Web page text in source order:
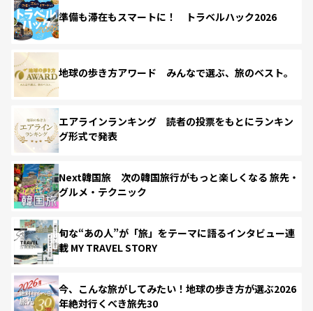
準備も滞在もスマートに！ トラベルハック2026
地球の歩き方アワード みんなで選ぶ、旅のベスト。
エアラインランキング 読者の投票をもとにランキン
グ形式で発表
Next韓国旅 次の韓国旅行がもっと楽しくなる 旅先・
グルメ・テクニック
旬な“あの人”が「旅」をテーマに語るインタビュー連
載 MY TRAVEL STORY
今、こんな旅がしてみたい！地球の歩き方が選ぶ2026
年絶対行くべき旅先30